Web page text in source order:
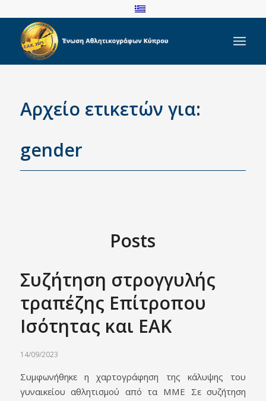
Αρχείο ετικετών για:
gender
Posts
Συζήτηση στρογγυλής
τραπέζης Επίτροπου
Ισότητας και ΕΑΚ
14/09/2023
Συμφωνήθηκε η χαρτογράφηση της κάλυψης του
γυναικείου αθλητισμού από τα ΜΜΕ Σε συζήτηση